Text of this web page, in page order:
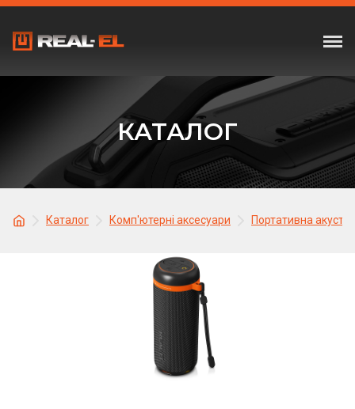
КАТАЛОГ
Каталог Комп'ютерні аксесуари Портативна